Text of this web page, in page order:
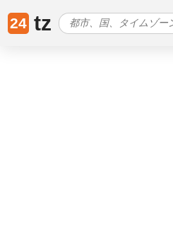
24 tz